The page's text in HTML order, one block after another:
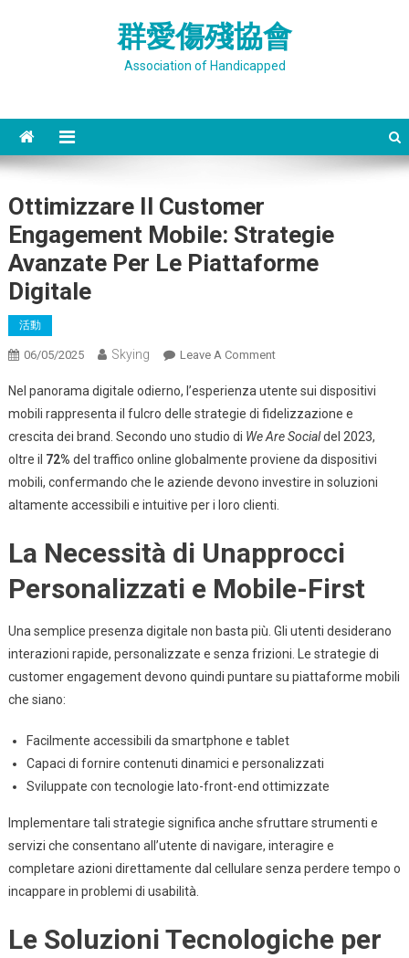
群愛傷殘協會
Association of Handicapped
Ottimizzare Il Customer
Engagement Mobile: Strategie
Avanzate Per Le Piattaforme
Digitale
活動
06/05/2025 Skying Leave A CommentOn
Il
Customer
Engagement
Mobile:
Strategie
Avanzate
Piattaforme
Digitale
Nel panorama digitale odierno, l’esperienza utente sui dispositivi
mobili rappresenta il fulcro delle strategie di fidelizzazione e
crescita dei brand. Secondo uno studio di We Are Socialdel 2023,
oltre il 72% del traffico online globalmente proviene da dispositivi
mobili, confermando che le aziende devono investire in soluzioni
altamente accessibili e intuitive per i loro clienti.
La Necessità di Unapprocci
Personalizzati e Mobile-First
Una semplice presenza digitale non basta più. Gli utenti desiderano
interazioni rapide, personalizzate e senza frizioni. Le strategie di
customer engagement devono quindi puntare su piattaforme mobili
che siano:
Facilmente accessibili da smartphone e tablet
Capaci di fornire contenuti dinamici e personalizzati
Sviluppate con tecnologie lato-front-end ottimizzate
Implementare tali strategie significa anche sfruttare strumenti e
servizi che consentano all’utente di navigare, interagire e
completare azioni direttamente dal cellulare senza perdere tempo o
incappare in problemi di usabilità.
Le Soluzioni Tecnologiche per